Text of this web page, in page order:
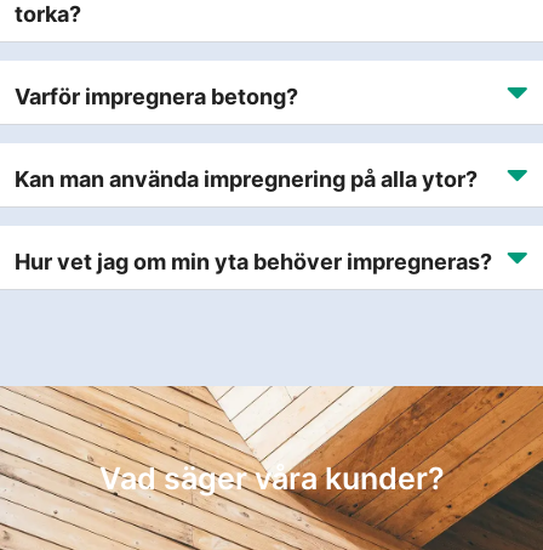
torka?
Varför impregnera betong?
Kan man använda impregnering på alla ytor?
Hur vet jag om min yta behöver impregneras?
Vad säger våra kunder?